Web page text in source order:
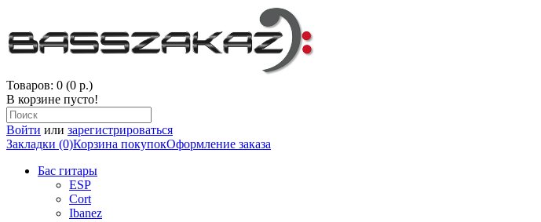
Товаров: 0 (0 р.)
В корзине пусто!
Войти или зарегистрироваться
Закладки (0)Корзина покупокОформление заказа
Бас гитары
ESP
Cort
Ibanez